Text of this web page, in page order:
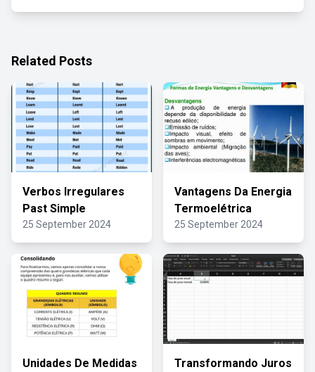
Related Posts
Verbos Irregulares
Past Simple
25 September 2024
Vantagens Da Energia
Termoelétrica
25 September 2024
Unidades De Medidas Transformando Juros